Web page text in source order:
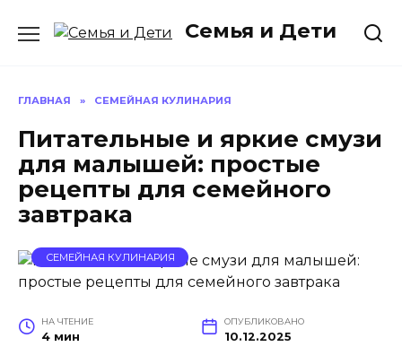
Семья и Дети
ГЛАВНАЯ » СЕМЕЙНАЯ КУЛИНАРИЯ
Питательные и яркие смузи
для малышей: простые
рецепты для семейного
завтрака
СЕМЕЙНАЯ КУЛИНАРИЯ
НА ЧТЕНИЕ
4 мин
ОПУБЛИКОВАНО
10.12.2025